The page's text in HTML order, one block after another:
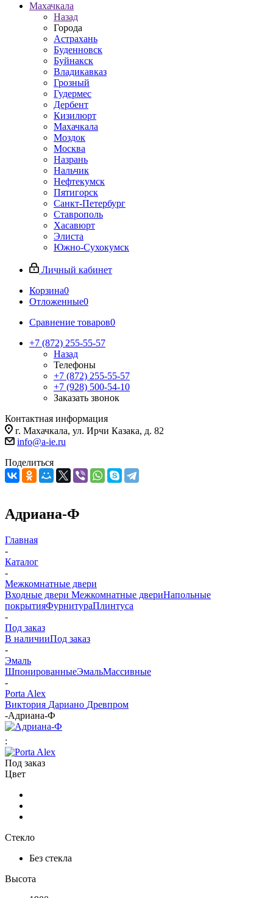
Махачкала
Назад
Города
Астрахань
Буденновск
Буйнакск
Владикавказ
Грозный
Гудермес
Дербент
Кизилюрт
Махачкала
Моздок
Москва
Назрань
Нальчик
Нефтекумск
Пятигорск
Санкт-Петербург
Ставрополь
Хасавюрт
Элиста
Южно-Сухокумск
Личный кабинет
Корзина0
Отложенные0
Сравнение товаров0
+7 (872) 255-55-57
Назад
Телефоны
+7 (872) 255-55-57
+7 (928) 500-54-10
Заказать звонок
Контактная информация
г. Махачкала, ул. Ирчи Казака, д. 82
info@a-ie.ru
Поделиться
Адриана-Ф
Главная
-
Каталог
-
Межкомнатные двери
Входные двери Межкомнатные двериНапольные
покрытияФурнитураПлинтуса
-
Под заказ
В наличииПод заказ
-
Эмаль
ШпонированныеЭмальМассивные
-
Porta Alex
Виктория Дариано Древпром
-Адриана-Ф
:
Под заказ
Цвет
Стекло
Без стекла
Высота